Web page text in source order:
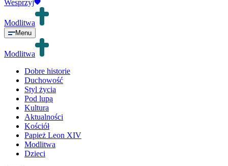
Wesprzyj
Modlitwa
Menu
Modlitwa
Dobre historie
Duchowość
Styl życia
Pod lupą
Kultura
Aktualności
Kościół
Papież Leon XIV
Modlitwa
Dzieci